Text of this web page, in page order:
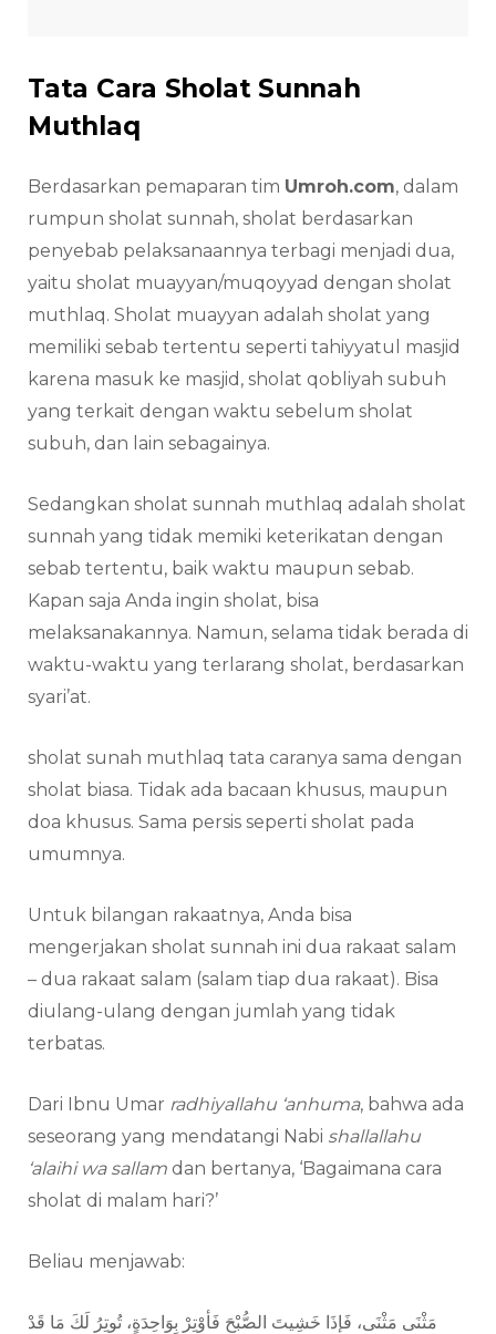
Tata Cara Sholat Sunnah
Muthlaq
Berdasarkan pemaparan tim Umroh.com, dalam
rumpun sholat sunnah, sholat berdasarkan
penyebab pelaksanaannya terbagi menjadi dua,
yaitu sholat muayyan/muqoyyad dengan sholat
muthlaq. Sholat muayyan adalah sholat yang
memiliki sebab tertentu seperti tahiyyatul masjid
karena masuk ke masjid, sholat qobliyah subuh
yang terkait dengan waktu sebelum sholat
subuh, dan lain sebagainya.
Sedangkan sholat sunnah muthlaq adalah sholat
sunnah yang tidak memiki keterikatan dengan
sebab tertentu, baik waktu maupun sebab.
Kapan saja Anda ingin sholat, bisa
melaksanakannya. Namun, selama tidak berada di
waktu-waktu yang terlarang sholat, berdasarkan
syari’at.
sholat sunah muthlaq tata caranya sama dengan
sholat biasa. Tidak ada bacaan khusus, maupun
doa khusus. Sama persis seperti sholat pada
umumnya.
Untuk bilangan rakaatnya, Anda bisa
mengerjakan sholat sunnah ini dua rakaat salam
– dua rakaat salam (salam tiap dua rakaat). Bisa
diulang-ulang dengan jumlah yang tidak
terbatas.
Dari Ibnu Umar radhiyallahu ‘anhuma, bahwa ada
seseorang yang mendatangi Nabi shallallahu
‘alaihi wa sallam dan bertanya, ‘Bagaimana cara
sholat di malam hari?’
Beliau menjawab:
مَثْنَى مَثْنَى، فَإذَا خَشِيتَ الصُّبْحَ فَأوْتِرْ بِوَاحِدَةٍ، تُوتِرُ لَكَ مَا قَدْ